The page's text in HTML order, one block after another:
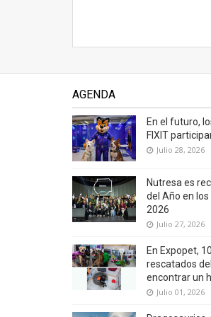
AGENDA
En el futuro,
FIXIT
Julio 28, 2026
Nutresa es
del Año en
2026
Julio 27, 2026
En Expopet,
rescatados
encontrar un
Julio 01, 2026